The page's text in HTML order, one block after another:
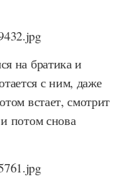
на братика и
с ним, даже
встает, смотрит
потом снова